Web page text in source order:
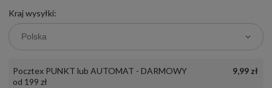
Kraj wysyłki:
Pocztex PUNKT lub AUTOMAT - DARMOWY
od 199 zł
9,99 zł